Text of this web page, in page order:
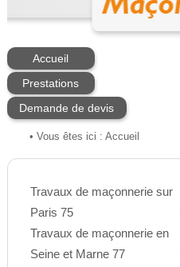
Accueil
Prestations
Demande de devis
• Vous êtes ici : Accueil
Travaux de maçonnerie sur
Paris 75
Travaux de maçonnerie en
Seine et Marne 77